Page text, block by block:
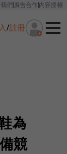
們廣告合作內容授權
/註冊
為
競